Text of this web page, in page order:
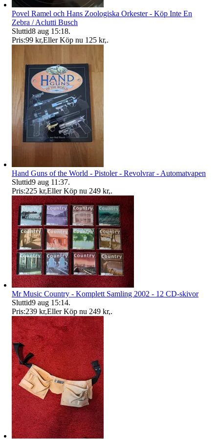
Povel Ramel och Hans Zoologiska Orkester - Köp Inte En
Zebra / Aclutti Busch
Sluttid8 aug 15:18.
Pris:99 kr,Eller Köp nu 125 kr,.
Hand Guns of the World - Pistoler - Revolvrar - Automatvapen
Sluttid9 aug 11:37.
Pris:225 kr,Eller Köp nu 249 kr,.
Mr Music Country - Komplett Samling 2002 - 12 CD-skivor
Sluttid9 aug 15:14.
Pris:239 kr,Eller Köp nu 249 kr,.